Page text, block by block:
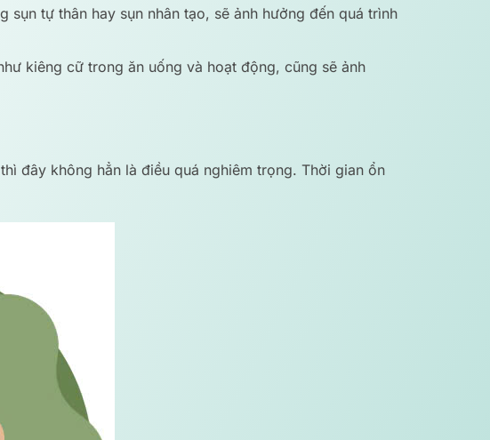
tự thân hay sụn nhân tạo, sẽ ảnh hưởng đến quá trình
kiêng cữ trong ăn uống và hoạt động, cũng sẽ ảnh
đây không hẳn là điều quá nghiêm trọng. Thời gian ổn